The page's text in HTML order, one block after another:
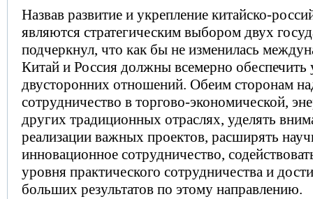
Назвав развитие и укрепление китайско-
являются стратегическим выбором двух
подчеркнул, что как бы не изменилась
Китай и Россия должны всемерно обеспечить
двусторонних отношений. Обеим сторонам
сотрудничество в торгово-экономической,
других традиционных отраслях, уделять
реализации важных проектов, расширять
инновационное сотрудничество,
уровня практического сотрудничества и
больших результатов по этому направлению.